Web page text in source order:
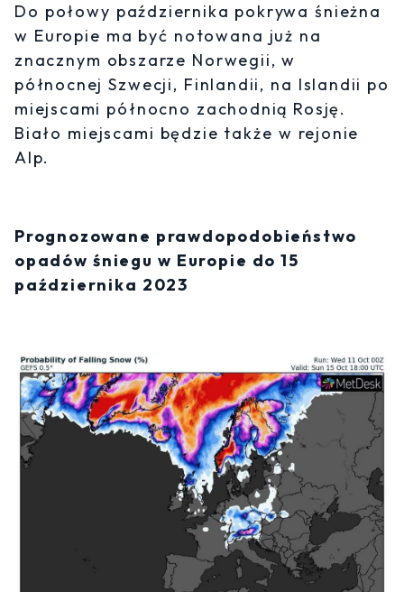
Do połowy października pokrywa śnieżna
w Europie ma być notowana już na
znacznym obszarze Norwegii, w
północnej Szwecji, Finlandii, na Islandii po
miejscami północno zachodnią Rosję.
Biało miejscami będzie także w rejonie
Alp.
Prognozowane prawdopodobieństwo
opadów śniegu w Europie do 15
października 2023